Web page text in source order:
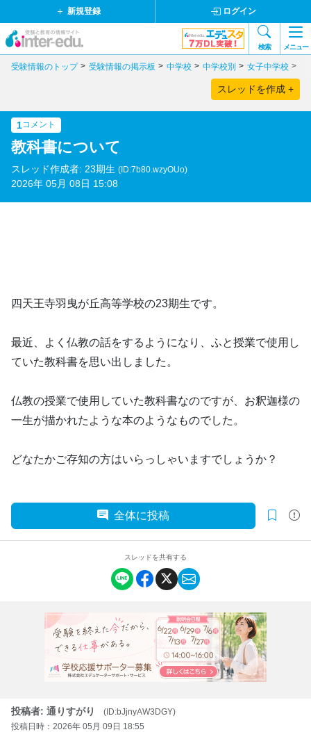
新規登録 ログイン
検索 メニュー
受験情報のトップ 受験情報の掲示板 中学校 中学校別 女子中学校
スレッドを作成 +
1コメント
教科書について
スレッド作成者: 23期生 (ID:7b80.wzyOUo)
2026年 05月 08日 15:08
四天王寺羽曳が丘高等学校の23期生です。
最近、よく仏教の話をするようになり、ふと授業で使用し
ていた教科書を思い出しました。
仏教の授業で使用していた教科書なのですが、お釈迦様の
一生が描かれたような本のようなものでした。
どなたかご存知の方はいらっしゃいますでしょうか？
全体に投稿
スレッドを共有する
投稿者: 通りすがり
(ID:bJjnyAW3DGY)
投稿日時：2026年 05月 09日 18:55